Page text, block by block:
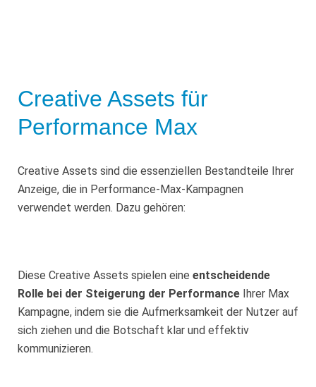
Creative Assets für
Performance Max
Creative Assets sind die essenziellen Bestandteile Ihrer
Anzeige, die in Performance-Max-Kampagnen
verwendet werden. Dazu gehören:
Diese Creative Assets spielen eine entscheidende
Rolle bei der Steigerung der Performance Ihrer Max
Kampagne, indem sie die Aufmerksamkeit der Nutzer auf
sich ziehen und die Botschaft klar und effektiv
kommunizieren.